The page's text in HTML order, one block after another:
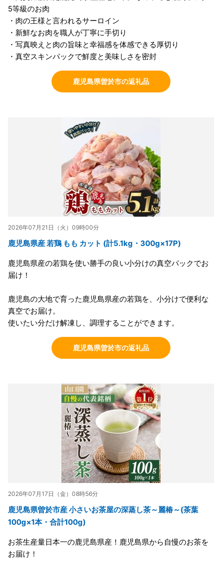
5等級のお肉
・肉の王様と言われるサーロイン
・新鮮なお肉を職人が丁寧に手切り
・写真映えと肉の旨味と幸福感を体感できる厚切り
・真空スキンパックで鮮度と美味しさを密封
鹿児島県曽於市の返礼品
2026年07月21日（火）09時00分
鹿児島県産 若鶏 もも カット (計5.1kg・300g×17P)
鹿児島県産の若鶏を使い勝手の良い小分けの真空パックでお
届け！
鹿児島の大地で育った鹿児島県産の若鶏を、小分けで便利な
真空でお届け。
使いたい分だけ解凍し、調理することができます。
鹿児島県曽於市の返礼品
2026年07月17日（金）08時56分
鹿児島県曽於市産 小さいお茶屋の深蒸し茶～麗椿～(茶葉
100g×1本・合計100g)
お茶生産量日本一の鹿児島県産！鹿児島県から自慢のお茶を
お届け！